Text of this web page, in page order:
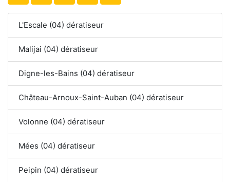
L'Escale (04) dératiseur
Malijai (04) dératiseur
Digne-les-Bains (04) dératiseur
Château-Arnoux-Saint-Auban (04) dératiseur
Volonne (04) dératiseur
Mées (04) dératiseur
Peipin (04) dératiseur